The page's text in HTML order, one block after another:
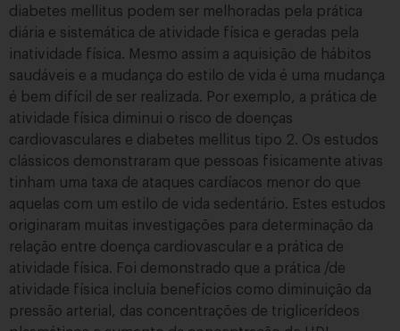
diabetes mellitus podem ser melhoradas pela prática
diária e sistemática de atividade física e geradas pela
inatividade física. Mesmo assim a aquisição de hábitos
saudáveis e a mudança do estilo de vida é uma mudança
é bem difícil de ser realizada. Por exemplo, a prática de
atividade física diminui o risco de doenças
cardiovasculares e diabetes mellitus tipo 2. Os estudos
clássicos demonstraram que pessoas fisicamente ativas
tinham uma taxa de ataques cardíacos menor do que
aquelas com um estilo de vida sedentário. Estes estudos
originaram muitas investigações para determinação da
relação entre doença cardiovascular e a prática de
atividade física. Foi demonstrado que a prática /de
atividade física incluía benefícios como diminuição da
pressão arterial, das concentrações de triglicerídeos